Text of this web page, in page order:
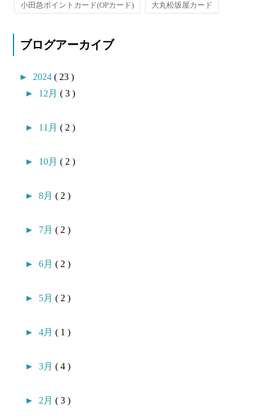
小田急ポイントカード(OPカード) 大丸松坂屋カード
ブログアーカイブ
► 2024( 23 )
► 12月( 3 )
► 11月( 2 )
► 10月( 2 )
►8月( 2 )
► 7月( 2 )
►6月( 2 )
► 5月( 2 )
►4月( 1 )
►3月( 4 )
► 2月( 3 )